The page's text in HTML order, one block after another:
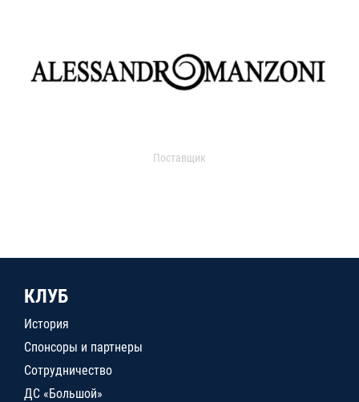
Поставщик
КЛУБ
История
Спонсоры и партнеры
Сотрудничество
ДС «Большой»